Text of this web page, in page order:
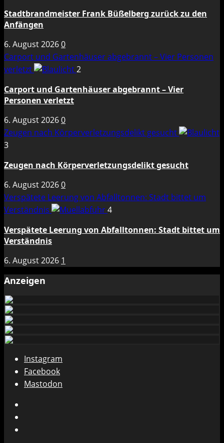
Stadtbrandmeister Frank Büßelberg zurück zu den
Anfängen
6. August 20260
Carport und Gartenhäuser abgebrannt – Vier Personen
verletzt
2
Carport und Gartenhäuser abgebrannt – Vier
Personen verletzt
6. August 20260
Zeugen nach Körperverletzungsdelikt gesucht
3
Zeugen nach Körperverletzungsdelikt gesucht
6. August 20260
Verspätete Leerung von Abfalltonnen: Stadt bittet um
Verständnis
4
Verspätete Leerung von Abfalltonnen: Stadt bittet um
Verständnis
6. August 2026 1
Anzeigen
Instagram
Facebook
Mastodon